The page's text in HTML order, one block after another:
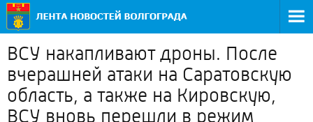
ВСУ накапливают дроны. После
вчерашней атаки на Саратовскую
область, а также на Кировскую,
ВСУ вновь перешли в режим